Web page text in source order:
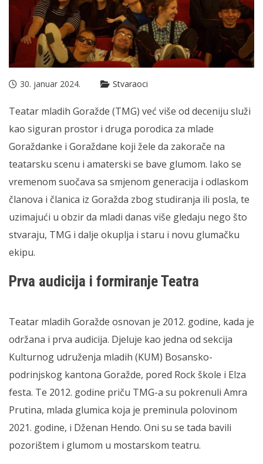
30. januar 2024. Stvaraoci
Teatar mladih Goražde (TMG) već više od deceniju služi
kao siguran prostor i druga porodica za mlade
Goraždanke i Goraždane koji žele da zakorače na
teatarsku scenu i amaterski se bave glumom. Iako se
vremenom suočava sa smjenom generacija i odlaskom
članova i članica iz Goražda zbog studiranja ili posla, te
uzimajući u obzir da mladi danas više gledaju nego što
stvaraju, TMG i dalje okuplja i staru i novu glumačku
ekipu.
Prva audicija i formiranje Teatra
Teatar mladih Goražde osnovan je 2012. godine, kada je
održana i prva audicija. Djeluje kao jedna od sekcija
Kulturnog udruženja mladih (KUM) Bosansko-
podrinjskog kantona Goražde, pored Rock škole i Elza
festa. Te 2012. godine priču TMG-a su pokrenuli Amra
Prutina, mlada glumica koja je preminula polovinom
2021. godine, i Dženan Hendo. Oni su se tada bavili
pozorištem i glumom u mostarskom teatru.